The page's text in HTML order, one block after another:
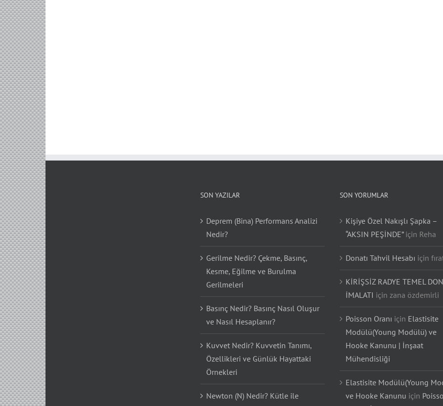
Nedir?
Gerilme Nedir? Çekme, Basınç,
Gerilmeleri
Basınç Nedir? Basınç Nasıl Oluşur
ve Nasıl Hesaplanır?
Kuvvet Nedir? Kuvvetin Tanımı,
Örnekleri
Kişiye Özel Nakışlı Şapka –
“AKSIN PEŞİNDE”
için Reha
Donatı Tahvil Hesabı içinfırat
KİRİŞSİZ RADYE TEMEL
İMALATI için zana özdemirli
Poisson Oranı için
Elastisite
Modülü(Young Modülü) ve
Hooke Kanunu | İnşaat
Mühendisliği
Elastisite Modülü(Young